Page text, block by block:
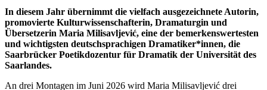
In diesem Jahr übernimmt die vielfach ausgezeichnete Autorin,
promovierte Kulturwissenschafterin, Dramaturgin und
Übersetzerin Maria Milisavljević, eine der bemerkenswertesten
und wichtigsten deutschsprachigen Dramatiker*innen, die
Saarbrücker Poetikdozentur für Dramatik der Universität des
Saarlandes.
An drei Montagen im Juni 2026 wird Maria Milisavljević drei